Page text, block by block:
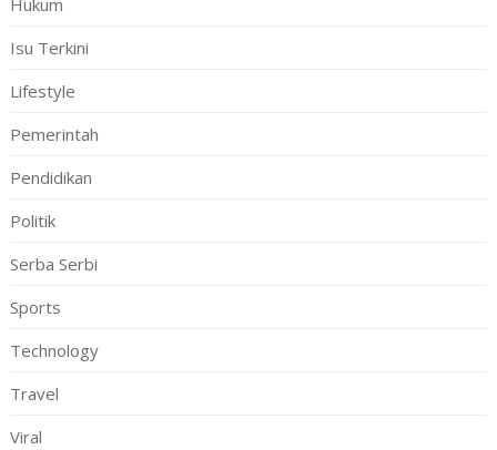
Isu Terkini
Lifestyle
Pemerintah
Pendidikan
Politik
Serba Serbi
Sports
Technology
Travel
Viral